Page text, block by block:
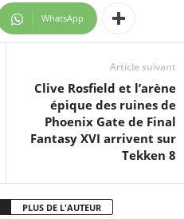
WhatsApp
Article suivant
Clive Rosfield et l’arène
épique des ruines de
Phoenix Gate de Final
Fantasy XVI arrivent sur
Tekken 8
PLUS DE L'AUTEUR